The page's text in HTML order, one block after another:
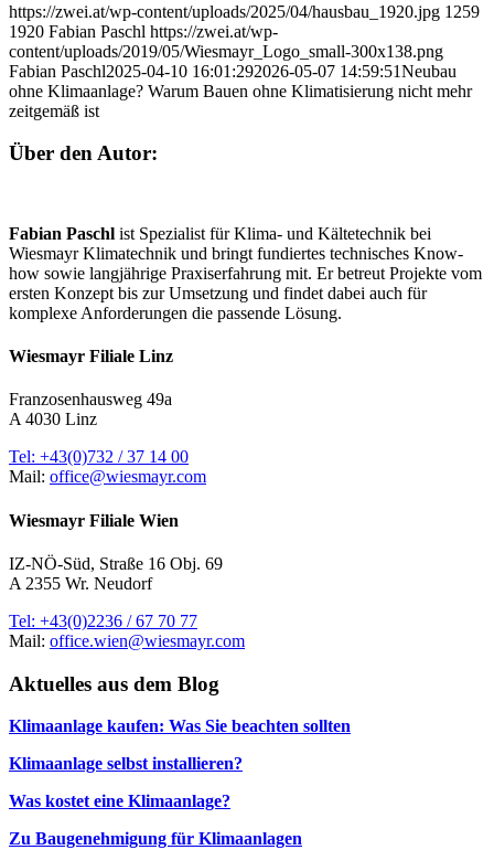
https://zwei.at/wp-content/uploads/2025/04/hausbau_1920.jpg 1259
1920 Fabian Paschl https://zwei.at/wp-
content/uploads/2019/05/Wiesmayr_Logo_small-300x138.png
Fabian Paschl2025-04-10 16:01:292026-05-07 14:59:51Neubau
ohne Klimaanlage? Warum Bauen ohne Klimatisierung nicht mehr
zeitgemäß ist
Über den Autor:
Fabian Paschl ist Spezialist für Klima- und Kältetechnik bei
Wiesmayr Klimatechnik und bringt fundiertes technisches Know-
how sowie langjährige Praxiserfahrung mit. Er betreut Projekte vom
ersten Konzept bis zur Umsetzung und findet dabei auch für
komplexe Anforderungen die passende Lösung.
Wiesmayr Filiale Linz
Franzosenhausweg 49a
A 4030 Linz
Tel: +43(0)732 / 37 14 00
Mail: office@wiesmayr.com
Wiesmayr Filiale Wien
IZ-NÖ-Süd, Straße 16 Obj. 69
A 2355 Wr. Neudorf
Tel: +43(0)2236 / 67 70 77
Mail: office.wien@wiesmayr.com
Aktuelles aus dem Blog
Klimaanlage kaufen: Was Sie beachten sollten
Klimaanlage selbst installieren?
Was kostet eine Klimaanlage?
Zu Baugenehmigung für Klimaanlagen